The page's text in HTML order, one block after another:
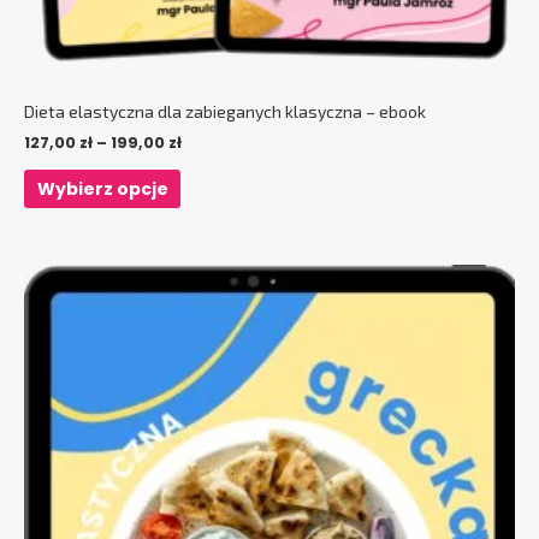
Dieta elastyczna dla zabieganych klasyczna – ebook
127,00 zł – 199,00 zł
Wybierz opcje
Ten
produkt
wiele
wariantów.
Opcje
można
wybrać
na
stronie